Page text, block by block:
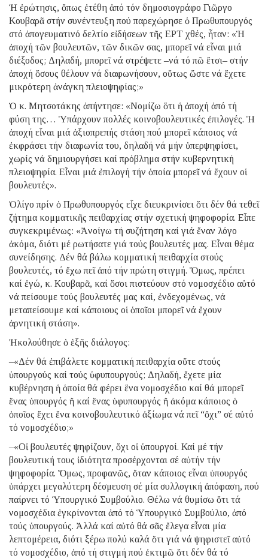
Ἡ ἐρώτησις, ὅπως ἐτέθη ἀπό τόν δημοσιογράφο Γιῶργο
Κουβαρᾶ στήν συνέντευξη πού παρεχώρησε ὁ Πρωθυπουργός
στό ἀπογευματινό δελτίο εἰδήσεων τῆς ΕΡΤ χθές, ἦταν: «Ἡ
ἀποχή τῶν βουλευτῶν, τῶν δικῶν σας, μπορεῖ νά εἶναι μιά
διέξοδος; Δηλαδή, μπορεῖ νά στρέψετε –νά τό πῶ ἔτσι– στήν
ἀποχή ὅσους θέλουν νά διαφωνήσουν, οὕτως ὥστε νά ἔχετε
μικρότερη ἀνάγκη πλειοψηφίας;»
Ὁ κ. Μητσοτάκης ἀπήντησε: «Νομίζω ὅτι ἡ ἀποχή ἀπό τή
φύση της… Ὑπάρχουν πολλές κοινοβουλευτικές ἐπιλογές. Ἡ
ἀποχή εἶναι μιά ἀξιοπρεπής στάση πού μπορεῖ κάποιος νά
ἐκφράσει τήν διαφωνία του, δηλαδή νά μήν ὑπερψηφίσει,
χωρίς νά δημιουργήσει καί πρόβλημα στήν κυβερνητική
πλειοψηφία. Εἶναι μιά ἐπιλογή τήν ὁποία μπορεῖ νά ἔχουν οἱ
βουλευτές».
Ὀλίγο πρίν ὁ Πρωθυπουργός εἶχε διευκρινίσει ὅτι δέν θά τεθεῖ
ζήτημα κομματικῆς πειθαρχίας στήν σχετική ψηφοφορία. Εἶπε
συγκεκριμένως: «Ἀνοίγω τή συζήτηση καί γιά ἕναν λόγο
ἀκόμα, διότι μέ ρωτήσατε γιά τούς βουλευτές μας. Εἶναι θέμα
συνείδησης. Δέν θά βάλω κομματική πειθαρχία στούς
βουλευτές, τό ἔχω πεῖ ἀπό τήν πρώτη στιγμή. Ὅμως, πρέπει
καί ἐγώ, κ. Κουβαρᾶ, καί ὅσοι πιστεύουν στό νομοσχέδιο αὐτό
νά πείσουμε τούς βουλευτές μας καί, ἐνδεχομένως, νά
μεταπείσουμε καί κάποιους οἱ ὁποῖοι μπορεῖ νά ἔχουν
ἀρνητική στάση».
Ἠκολούθησε ὁ ἑξῆς διάλογος:
–«Δέν θά ἐπιβάλετε κομματική πειθαρχία οὔτε στούς
ὑπουργούς καί τούς ὑφυπουργούς; Δηλαδή, ἔχετε μία
κυβέρνηση ἡ ὁποία θά φέρει ἕνα νομοσχέδιο καί θά μπορεῖ
ἕνας ὑπουργός ἤ καί ἕνας ὑφυπουργός ἤ ἀκόμα κάποιος ὁ
ὁποῖος ἔχει ἕνα κοινοβουλευτικό ἀξίωμα νά πεῖ “ὄχι” σέ αὐτό
τό νομοσχέδιο;»
–«Οἱ βουλευτές ψηφίζουν, ὄχι οἱ ὑπουργοί. Καί μέ τήν
βουλευτική τους ἰδιότητα προσέρχονται σέ αὐτήν τήν
ψηφοφορία. Ὅμως, προφανῶς, ὅταν κάποιος εἶναι ὑπουργός
ὑπάρχει μεγαλύτερη δέσμευση σέ μία συλλογική ἀπόφαση, πού
παίρνει τό Ὑπουργικό Συμβούλιο. Θέλω νά θυμίσω ὅτι τά
νομοσχέδια ἐγκρίνονται ἀπό τό Ὑπουργικό Συμβούλιο, ἀπό
τούς ὑπουργούς. Ἀλλά καί αὐτό θά σᾶς ἔλεγα εἶναι μία
λεπτομέρεια, διότι ξέρω πολύ καλά ὅτι γιά νά ψηφιστεῖ αὐτό
τό νομοσχέδιο, ἀπό τή στιγμή πού ἐκτιμῶ ὅτι δέν θά τό